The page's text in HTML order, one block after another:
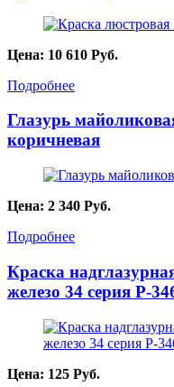
Цена: 10 610 Руб.
Подробнее
Глазурь
коричневая
Цена: 2 340 Руб.
Подробнее
Краска
железо 34 серия P-
Цена: 125 Руб.